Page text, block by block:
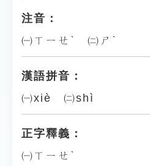
注音：
㈠ㄒㄧㄝˋ ㈡ㄕˋ
漢語拼音：
㈠xiè ㈡shì
正字釋義：
㈠ㄒㄧㄝˋ